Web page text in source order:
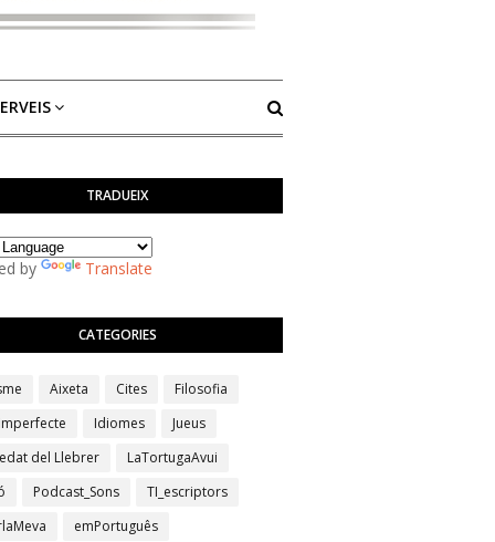
TRADUEIX
by Translate
CATEGORIES
Aixeta Cites
Filosofia
Idiomes
Jueus
del Llebrer
LaTortugaAvui
Podcast_Sons
TI_escriptors
emPortuguês